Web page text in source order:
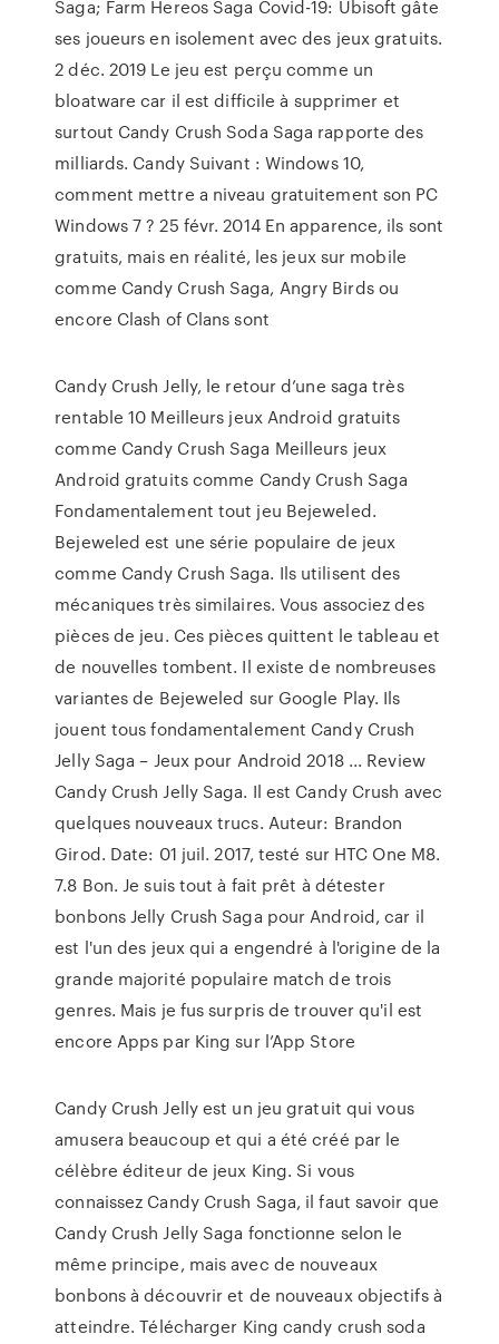
Saga; Farm Hereos Saga Covid-19: Ubisoft gâte
ses joueurs en isolement avec des jeux gratuits.
2 déc. 2019 Le jeu est perçu comme un
bloatware car il est difficile à supprimer et
surtout Candy Crush Soda Saga rapporte des
milliards. Candy Suivant : Windows 10,
comment mettre a niveau gratuitement son PC
Windows 7 ? 25 févr. 2014 En apparence, ils sont
gratuits, mais en réalité, les jeux sur mobile
comme Candy Crush Saga, Angry Birds ou
encore Clash of Clans sont
Candy Crush Jelly, le retour d’une saga très
rentable 10 Meilleurs jeux Android gratuits
comme Candy Crush Saga Meilleurs jeux
Android gratuits comme Candy Crush Saga
Fondamentalement tout jeu Bejeweled.
Bejeweled est une série populaire de jeux
comme Candy Crush Saga. Ils utilisent des
mécaniques très similaires. Vous associez des
pièces de jeu. Ces pièces quittent le tableau et
de nouvelles tombent. Il existe de nombreuses
variantes de Bejeweled sur Google Play. Ils
jouent tous fondamentalement Candy Crush
Jelly Saga – Jeux pour Android 2018 ... Review
Candy Crush Jelly Saga. Il est Candy Crush avec
quelques nouveaux trucs. Auteur: Brandon
Girod. Date: 01 juil. 2017, testé sur HTC One M8.
7.8 Bon. Je suis tout à fait prêt à détester
bonbons Jelly Crush Saga pour Android, car il
est l'un des jeux qui a engendré à l'origine de la
grande majorité populaire match de trois
genres. Mais je fus surpris de trouver qu'il est
encore ‎Apps par King sur l’App Store
Candy Crush Jelly est un jeu gratuit qui vous
amusera beaucoup et qui a été créé par le
célèbre éditeur de jeux King. Si vous
connaissez Candy Crush Saga, il faut savoir que
Candy Crush Jelly Saga fonctionne selon le
même principe, mais avec de nouveaux
bonbons à découvrir et de nouveaux objectifs à
atteindre. Télécharger King candy crush soda